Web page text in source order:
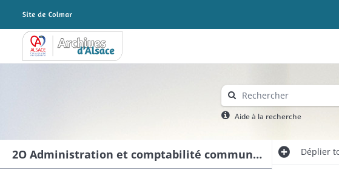
Archives Alsace - Colmar
Aide à la recherche
2O Administration et comptabilité communales Déplier